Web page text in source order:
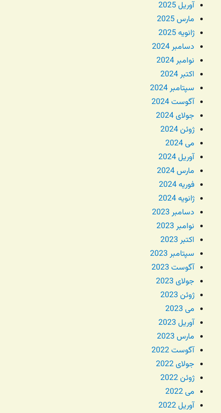
آوریل 2025
مارس 2025
ژانویه 2025
دسامبر 2024
نوامبر 2024
اکتبر 2024
سپتامبر 2024
آگوست 2024
جولای 2024
ژوئن 2024
می 2024
آوریل 2024
مارس 2024
فوریه 2024
ژانویه 2024
دسامبر 2023
نوامبر 2023
اکتبر 2023
سپتامبر 2023
آگوست 2023
جولای 2023
ژوئن 2023
می 2023
آوریل 2023
مارس 2023
آگوست 2022
جولای 2022
ژوئن 2022
می 2022
آوریل 2022